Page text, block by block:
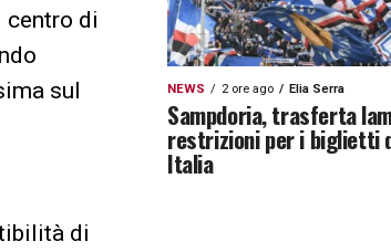
centro di
sul
di
NEWS 2 ore ago Elia Serra
Sampdoria, trasferta
restrizioni per i biglietti
Italia